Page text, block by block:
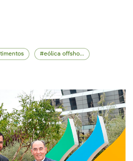
aliança com a Masdar
aliança com a Masdar
Assinamos aliança com a
eólica offshore